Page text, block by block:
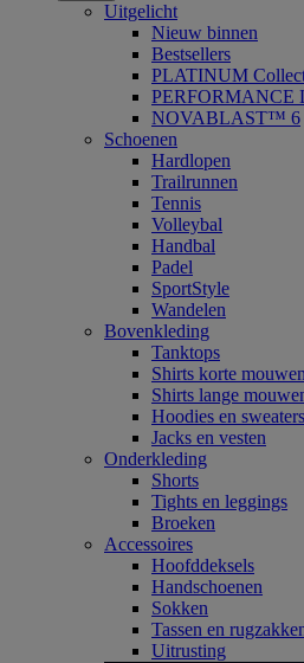
Uitgelicht
Nieuw binnen
Bestsellers
PLATINUM
PERFORMANCE
NOVABLAST™ 6
Schoenen
Hardlopen
Trailrunnen
Tennis
Volleybal
Handbal
Padel
SportStyle
Wandelen
Bovenkleding
Tanktops
Shirts korte mouwen
Shirts lange
Hoodies en sweaters
Jacks en vesten
Onderkleding
Shorts
Tights en leggings
Broeken
Accessoires
Hoofddeksels
Handschoenen
Sokken
Tassen en
Uitrusting